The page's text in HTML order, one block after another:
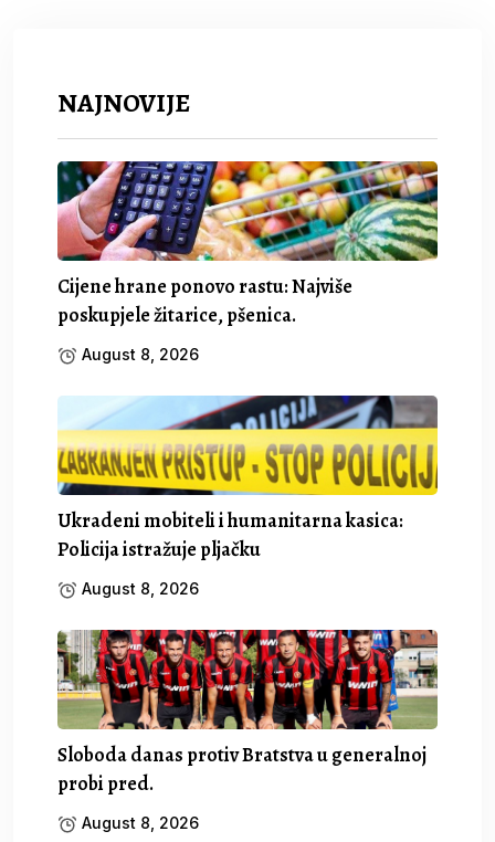
NAJNOVIJE
Cijene hrane ponovo rastu: Najviše
poskupjele žitarice, pšenica.
August 8, 2026
Ukradeni mobiteli i humanitarna kasica:
Policija istražuje pljačku
August 8, 2026
Sloboda danas protiv Bratstva u generalnoj
probi pred.
August 8, 2026